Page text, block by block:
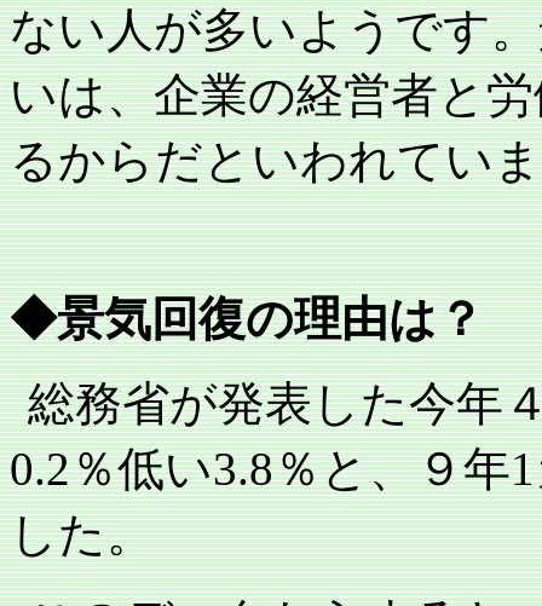
ない人が多いようです
いは、企業の経営者と
るからだといわれてい
◆景気回復の理由は？
総務省が発表した今年
0.2％低い3.8％と、９年1
した。